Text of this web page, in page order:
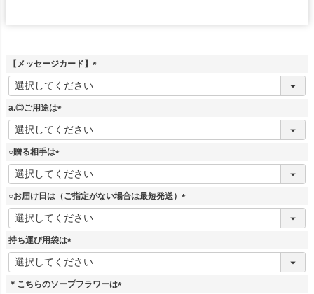
【メッセージカード】
(
a.◎ご用途は
(
必
須
○贈る相手は
(
必
須
○お届け日は（ご指定がない場合は最短発送）
(
持ち運び用袋は
(
必
須
＊こちらのソープフラワーは